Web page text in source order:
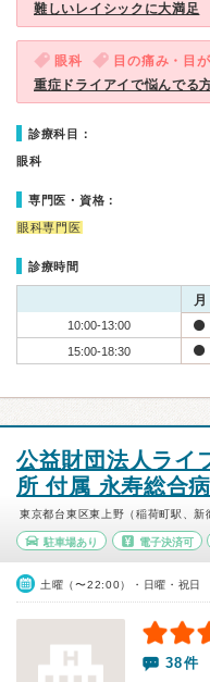
難しいレイシックに大満足
眼科 目の痛み・目
重症ドライアイで悩んでる
診療科目：
眼科
専門医・資格：
眼科専門医
診療時間
月
10:00-13:00
15:00-18:30
公益財団法人ライ
所 付属 永寿総合
東京都台東区東上野（稲荷町駅、新
駐車場あり 電子決済可
土曜（〜22:00）・日曜・祝日
38件